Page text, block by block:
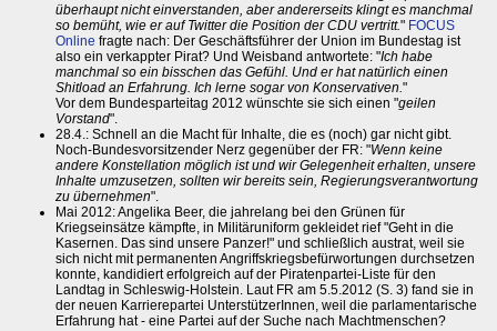
überhaupt nicht einverstanden, aber andererseits klingt es manchmal
so bemüht, wie er auf Twitter die Position der CDU vertritt." FOCUS
Online fragte nach: Der Geschäftsführer der Union im Bundestag ist
also ein verkappter Pirat? Und Weisband antwortete: "Ich habe
manchmal so ein bisschen das Gefühl. Und er hat natürlich einen
Shitload an Erfahrung. Ich lerne sogar von Konservativen."
Vor dem Bundesparteitag 2012 wünschte sie sich einen "geilen
Vorstand".
28.4.: Schnell an die Macht für Inhalte, die es (noch) gar nicht gibt.
Noch-Bundesvorsitzender Nerz gegenüber der FR: "Wenn keine
andere Konstellation möglich ist und wir Gelegenheit erhalten, unsere
Inhalte umzusetzen, sollten wir bereits sein, Regierungsverantwortung
zu übernehmen".
Mai 2012: Angelika Beer, die jahrelang bei den Grünen für
Kriegseinsätze kämpfte, in Militäruniform gekleidet rief "Geht in die
Kasernen. Das sind unsere Panzer!" und schließlich austrat, weil sie
sich nicht mit permanenten Angriffskriegsbefürwortungen durchsetzen
konnte, kandidiert erfolgreich auf der Piratenpartei-Liste für den
Landtag in Schleswig-Holstein. Laut FR am 5.5.2012 (S. 3) fand sie in
der neuen Karrierepartei UnterstützerInnen, weil die parlamentarische
Erfahrung hat - eine Partei auf der Suche nach Machtmenschen?